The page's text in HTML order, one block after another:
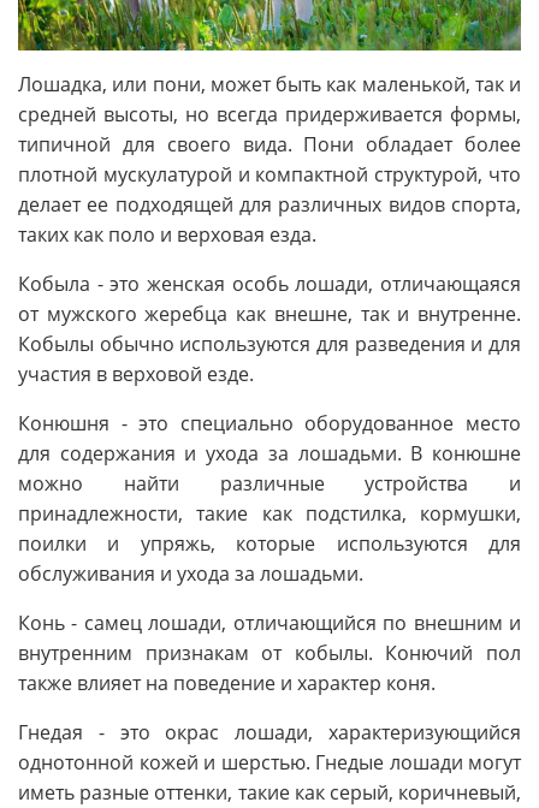
Лошадка, или пони, может быть как маленькой, так и
средней высоты, но всегда придерживается формы,
типичной для своего вида. Пони обладает более
плотной мускулатурой и компактной структурой, что
делает ее подходящей для различных видов спорта,
таких как поло и верховая езда.
Кобыла - это женская особь лошади, отличающаяся
от мужского жеребца как внешне, так и внутренне.
Кобылы обычно используются для разведения и для
участия в верховой езде.
Конюшня - это специально оборудованное место
для содержания и ухода за лошадьми. В конюшне
можно найти различные устройства и
принадлежности, такие как подстилка, кормушки,
поилки и упряжь, которые используются для
обслуживания и ухода за лошадьми.
Конь - самец лошади, отличающийся по внешним и
внутренним признакам от кобылы. Конючий пол
также влияет на поведение и характер коня.
Гнедая - это окрас лошади, характеризующийся
однотонной кожей и шерстью. Гнедые лошади могут
иметь разные оттенки, такие как серый, коричневый,